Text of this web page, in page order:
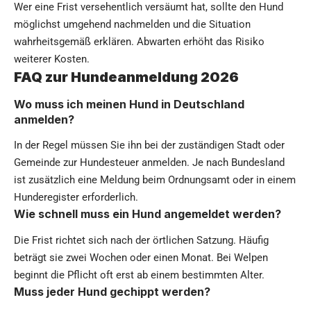
Wer eine Frist versehentlich versäumt hat, sollte den Hund
möglichst umgehend nachmelden und die Situation
wahrheitsgemäß erklären. Abwarten erhöht das Risiko
weiterer Kosten.
FAQ zur Hundeanmeldung 2026
Wo muss ich meinen Hund in Deutschland
anmelden?
In der Regel müssen Sie ihn bei der zuständigen Stadt oder
Gemeinde zur Hundesteuer anmelden. Je nach Bundesland
ist zusätzlich eine Meldung beim Ordnungsamt oder in einem
Hunderegister erforderlich.
Wie schnell muss ein Hund angemeldet werden?
Die Frist richtet sich nach der örtlichen Satzung. Häufig
beträgt sie zwei Wochen oder einen Monat. Bei Welpen
beginnt die Pflicht oft erst ab einem bestimmten Alter.
Muss jeder Hund gechippt werden?